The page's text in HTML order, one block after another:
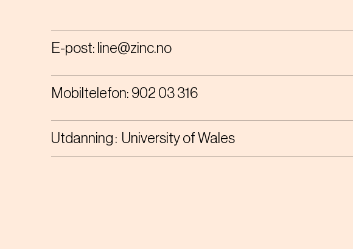
E-post: line@zinc.no
Mobiltelefon: 902 03 316
Utdanning University of Wales